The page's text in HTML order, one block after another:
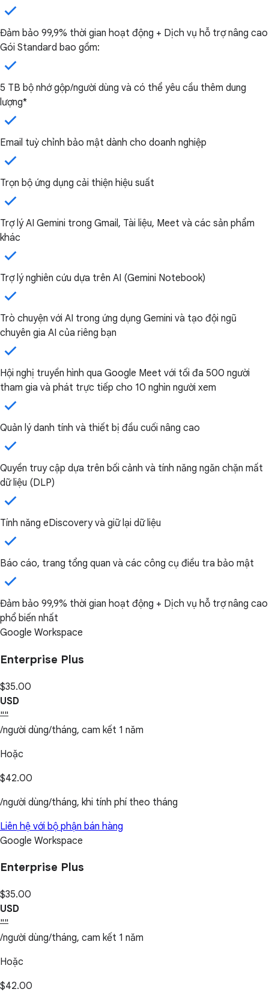
Đảm bảo 99,9% thời gian hoạt động + Dịch vụ hỗ trợ nâng cao
Gói Standard bao gồm:
5 TB bộ nhớ gộp/người dùng và có thể yêu cầu thêm dung
lượng*
Email tuỳ chỉnh bảo mật dành cho doanh nghiệp
Trọn bộ ứng dụng cải thiện hiệu suất
Trợ lý AI Gemini trong Gmail, Tài liệu, Meet và các sản phẩm
khác
Trợ lý nghiên cứu dựa trên AI (Gemini Notebook)
Trò chuyện với AI trong ứng dụng Gemini và tạo đội ngũ
chuyên gia AI của riêng bạn
Hội nghị truyền hình qua Google Meet với tối đa 500 người
tham gia và phát trực tiếp cho 10 nghìn người xem
Quản lý danh tính và thiết bị đầu cuối nâng cao
Quyền truy cập dựa trên bối cảnh và tính năng ngăn chặn mất
dữ liệu (DLP)
Tính năng eDiscovery và giữ lại dữ liệu
Báo cáo, trang tổng quan và các công cụ điều tra bảo mật
Đảm bảo 99,9% thời gian hoạt động + Dịch vụ hỗ trợ nâng cao
phổ biến nhất
Google Workspace
Enterprise Plus
$35.00
USD
""
/người dùng/tháng, cam kết 1 năm
Hoặc
$42.00
/người dùng/tháng, khi tính phí theo tháng
Liên hệ với bộ phận bán hàng
Google Workspace
Enterprise Plus
$35.00
USD
""
/người dùng/tháng, cam kết 1 năm
Hoặc
$42.00